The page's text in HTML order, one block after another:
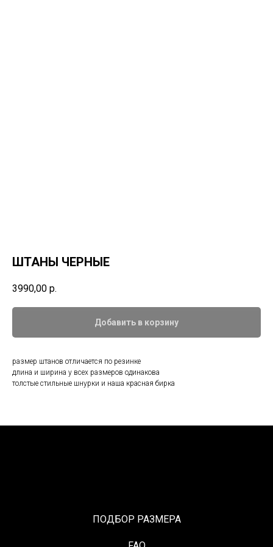
ШТАНЫ ЧЕРНЫЕ
3990,00 р.
Добавить в корзину
размер штанов отличается по резинке
длина и ширина у всех размеров одинакова
толстые стильные шнурки и наша красная бирка
ПОДБОР РАЗМЕРА